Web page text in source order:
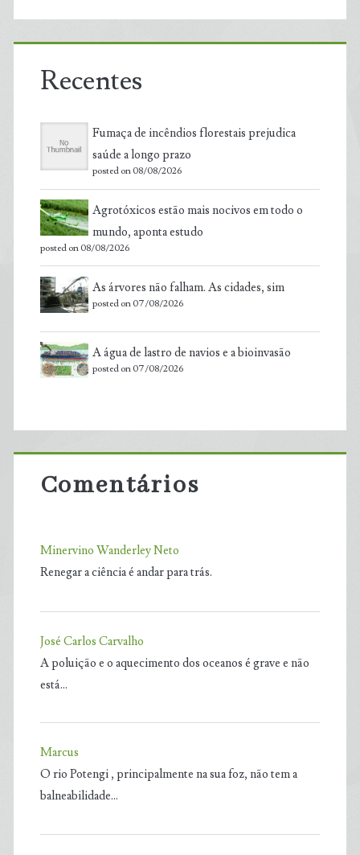
Recentes
Fumaça de incêndios florestais prejudica
saúde a longo prazo
posted on 08/08/2026
Agrotóxicos estão mais nocivos em todo o
mundo, aponta estudo
posted on 08/08/2026
As árvores não falham. As cidades, sim
posted on 07/08/2026
A água de lastro de navios e a bioinvasão
posted on 07/08/2026
Comentários
Minervino Wanderley Neto
Renegar a ciência é andar para trás.
José Carlos Carvalho
A poluição e o aquecimento dos oceanos é grave e não
está…
Marcus
O rio Potengi , principalmente na sua foz, não tem a
balneabilidade…